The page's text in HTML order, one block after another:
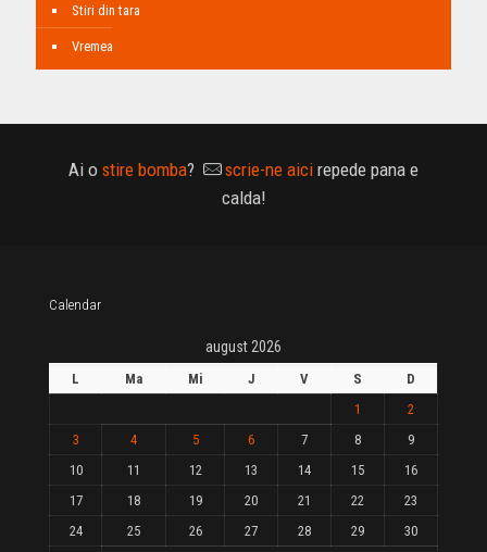
Stiri din tara
Vremea
Ai o stire bomba? scrie-ne aici repede pana e
calda!
Calendar
august 2026
L Ma Mi J V S
D
1
2
3
4 5 6 7 8
9
10
11 12 13 14 15
16
17
18 19 20 21 22
23
24
25 26 27 28 29
30